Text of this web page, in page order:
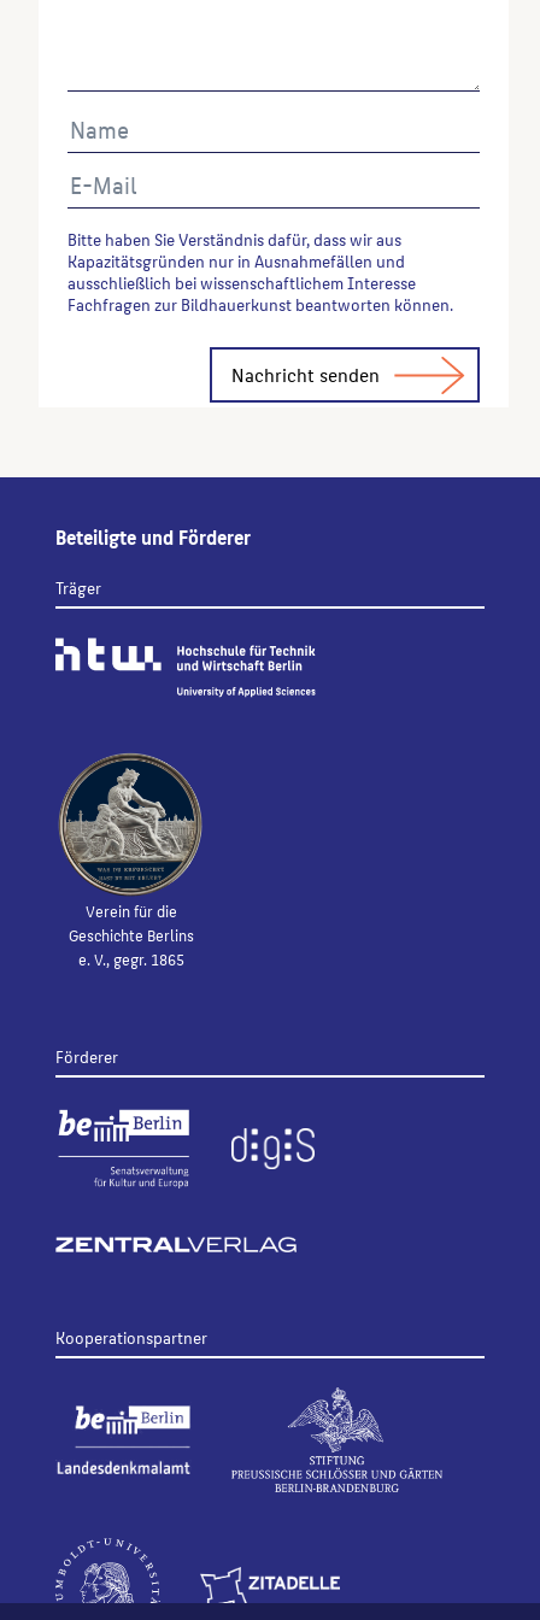
Bitte haben Sie Verständnis dafür, dass wir aus
Kapazitätsgründen nur in Ausnahmefällen und
ausschließlich bei wissenschaftlichem Interesse
Fachfragen zur Bildhauerkunst beantworten können.
Beteiligte und Förderer
Träger
Verein für die
Geschichte Berlins
e. V., gegr. 1865
Förderer
Kooperationspartner